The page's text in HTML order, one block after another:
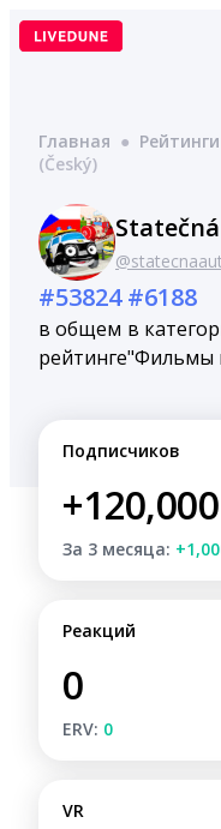
Перейти
Главная ● Рейтинги
(Český)
#53824
в общем
рейтинге
#6188
в
"Фильмы
Подписчиков
+120,000
За 3 месяца:
Реакций
0
ERV: 0
VR